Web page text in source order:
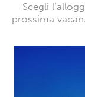
Scegli
prossima